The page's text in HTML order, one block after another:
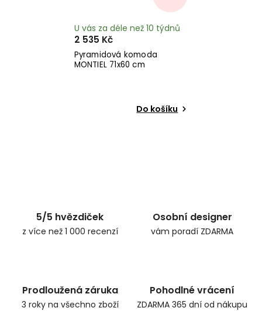
Pyramidová komoda
MONTIEL 71x60 cm
U vás za déle než 10 týdnů
2 535 Kč
Do košíku
5/5 hvězdiček
z více než 1 000 recenzí
Osobní designer
vám poradí ZDARMA
Prodloužená záruka
3 roky na všechno zboží
Pohodlné vrácení
ZDARMA 365 dní od nákupu